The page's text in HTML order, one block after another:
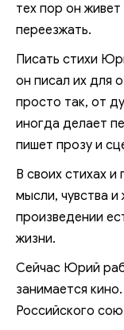
тех пор он живет
переезжать.
Писать стихи
он писал их для
просто так, от
иногда делает
пишет прозу и
В своих стихах и
мысли, чувства
произведении
жизни.
Сейчас Юрий
занимается
Российского